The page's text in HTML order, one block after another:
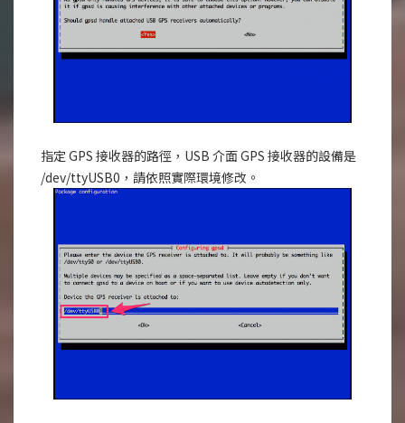
指定 GPS 接收器的路徑，USB 介面 GPS 接收器的設備是
/dev/ttyUSB0，請依照實際環境修改。